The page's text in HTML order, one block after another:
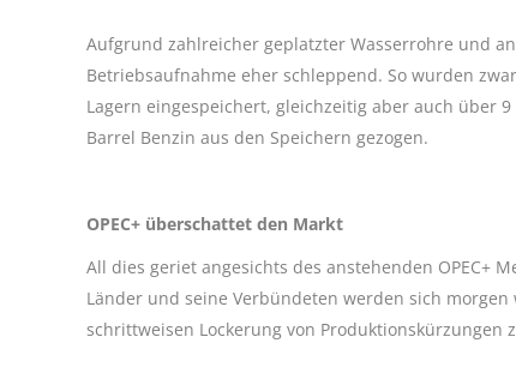
Aufgrund zahlreicher geplatzter Wasserrohre und
Betriebsaufnahme eher schleppend. So wurden
Lagern eingespeichert, gleichzeitig aber auch über
Barrel Benzin aus den Speichern gezogen.
OPEC+ überschattet den Markt
All dies geriet angesichts des anstehenden OPEC+
Länder und seine Verbündeten werden sich
schrittweisen Lockerung von Produktionskürzungen